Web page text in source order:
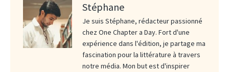
Stéphane
Je suis Stéphane, rédacteur passionné
chez One Chapter a Day. Fort d'une
expérience dans l'édition, je partage ma
fascination pour la littérature à travers
notre média. Mon but est d'inspirer